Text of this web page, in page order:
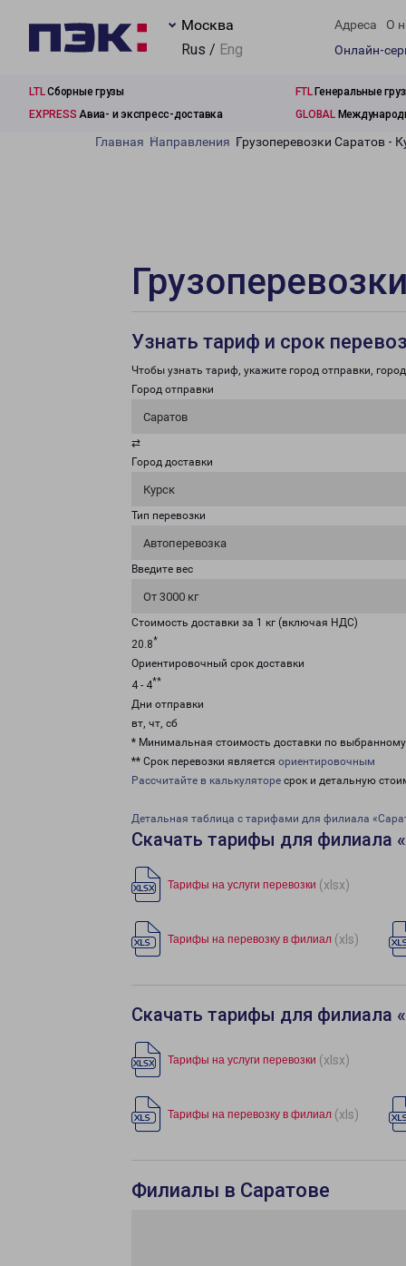
Москва
Rus / Eng
Адреса О
Онлайн-
LTLСборные грузы FTLГенеральные
EXPRESS Авиа- и экспресс-доставка GLOBAL
Главная Направления Грузоперевозки Саратов -
Узнать тариф и срок
Чтобы узнать тариф, укажите город отправки,
Город отправки
Саратов
⇄
Город доставки
Курск
Тип перевозки
Автоперевозка
Введите вес
От 3000 кг
Стоимость доставки за 1 кг (включая НДС)
20.8*
Ориентировочный срок доставки
4 - 4**
Дни отправки
вт, чт, сб
* Минимальная стоимость доставки по
** Срок перевозки является ориентировочным
Рассчитайте в калькуляторе срок и детальную
Детальная таблица с тарифами для филиала
Скачать тарифы для филиала
Тарифы на услуги перевозки (xlsx)
Тарифы на перевозку в филиал (xls)
Скачать тарифы для филиала
Тарифы на услуги перевозки (xlsx)
Тарифы на перевозку в филиал (xls)
Филиалы в Саратове